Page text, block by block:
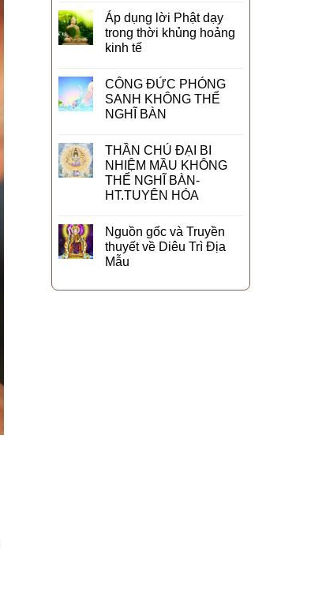
Áp dụng lời Phật dạy
trong thời khủng hoảng
kinh tế
CÔNG ĐỨC PHÓNG
SANH KHÔNG THỂ
NGHĨ BÀN
THẦN CHÚ ĐẠI BI
NHIỆM MẦU KHÔNG
THỂ NGHĨ BÀN-
HT.TUYÊN HÓA
Nguồn gốc và Truyền
thuyết về Diêu Trì Địa
Mẫu